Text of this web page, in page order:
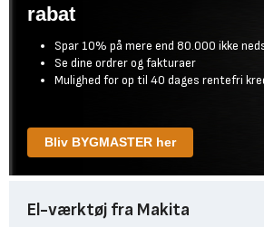
rabat
Spar 10% på mere end 80.000 ikke
Se dine ordrer og fakturaer
Mulighed for op til 40 dages rentefri
Bliv BYGMASTER her
El-værktøj fra Makita